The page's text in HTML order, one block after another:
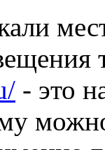
- это